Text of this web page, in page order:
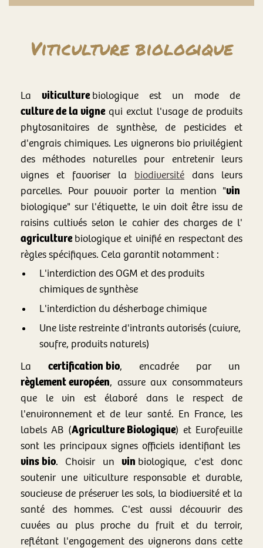
Viticulture biologique
La viticulturebiologique est un mode de
culture de la vignequi exclut l'usage de produits
phytosanitaires de synthèse, de pesticides et
d'engrais chimiques. Les vignerons bio privilégient
des méthodes naturelles pour entretenir leurs
vignes et favoriser la biodiversité dans leurs
parcelles. Pour pouvoir porter la mention "vin
biologique" sur l'étiquette, le vin doit être issu de
raisins cultivés selon le cahier des charges de l'
agriculturebiologique et vinifié en respectant des
règles spécifiques. Cela garantit notamment :
L'interdiction des OGM et des produits
chimiques de synthèse
L'interdiction du désherbage chimique
Une liste restreinte d'intrants autorisés (cuivre,
soufre, produits naturels)
La certification bio, encadrée par un
règlement européen, assure aux consommateurs
que le vin est élaboré dans le respect de
l'environnement et de leur santé. En France, les
labels AB (Agriculture Biologique) et Eurofeuille
sont les principaux signes officiels identifiant les
vins bio. Choisir unvin biologique, c'est donc
soutenir une viticulture responsable et durable,
soucieuse de préserver les sols, la biodiversité et la
santé des hommes. C'est aussi découvrir des
cuvées au plus proche du fruit et du terroir,
reflétant l'engagement des vignerons dans cette